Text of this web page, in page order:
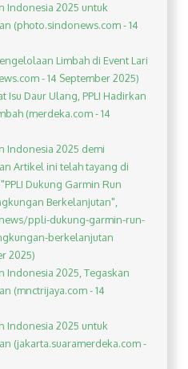
Indonesia 2025 untuk
(photo.sindonews.com - 14
Limbah di Event Lari
- 14 September 2025)
Isu Daur Ulang, PPLI Hadirkan
(merdeka.com - 14
Indonesia 2025 demi
Artikel ini telah tayang di
Dukung Garmin Run
Berkelanjutan",
ppli-dukung-garmin-run-
berkelanjutan
2025)
Indonesia 2025, Tegaskan
(mnctrijaya.com - 14
Indonesia 2025 untuk
(jakarta.suaramerdeka.com -